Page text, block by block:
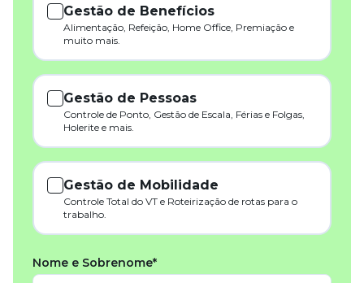
Gestão de Benefícios
Alimentação, Refeição, Home Office, Premiação e
muito mais.
Gestão de Pessoas
Controle de Ponto, Gestão de Escala, Férias e Folgas,
Holerite e mais.
Gestão de Mobilidade
Controle Total do VT e Roteirização de rotas para o
trabalho.
Nome e Sobrenome*